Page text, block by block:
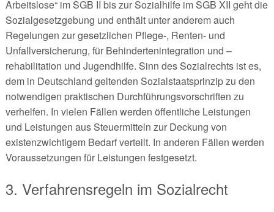
Arbeitslose“ im SGB II bis zur Sozialhilfe im SGB XII geht die
Sozialgesetzgebung und enthält unter anderem auch
Regelungen zur gesetzlichen Pflege-, Renten- und
Unfallversicherung, für Behindertenintegration und –
rehabilitation und Jugendhilfe. Sinn des Sozialrechts ist es,
dem in Deutschland geltenden Sozialstaatsprinzip zu den
notwendigen praktischen Durchführungsvorschriften zu
verhelfen. In vielen Fällen werden öffentliche Leistungen
und Leistungen aus Steuermitteln zur Deckung von
existenzwichtigem Bedarf verteilt. In anderen Fällen werden
Voraussetzungen für Leistungen festgesetzt.
3. Verfahrensregeln im Sozialrecht